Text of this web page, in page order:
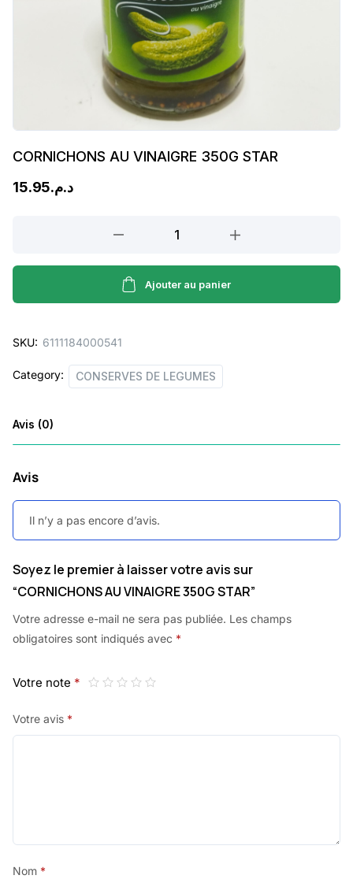
CORNICHONS AU VINAIGRE 350G STAR
د.م.15.95
VINAIGRE
STAR
Ajouter au panier
SKU: 6111184000541
Category: CONSERVES DE LEGUMES
Avis (0)
Avis
Il n’y a pas encore d’avis.
Soyez le premier à laisser votre avis sur
“CORNICHONS AU VINAIGRE 350G STAR”
Votre adresse e-mail ne sera pas publiée. Les champs
obligatoires sont indiqués avec *
Votre note *
Votre avis *
Nom *